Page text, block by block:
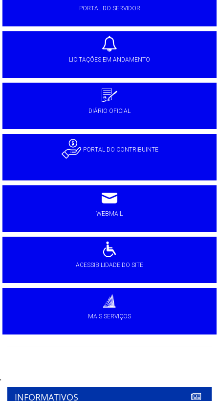
PORTAL DO SERVIDOR
LICITAÇÕES EM ANDAMENTO
DIÁRIO OFICIAL
PORTAL DO CONTRIBUINTE
WEBMAIL
ACESSIBILIDADE DO SITE
MAIS SERVIÇOS
'
INFORMATIVOS